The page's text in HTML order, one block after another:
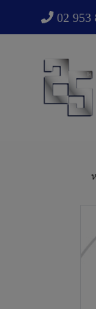
02 953